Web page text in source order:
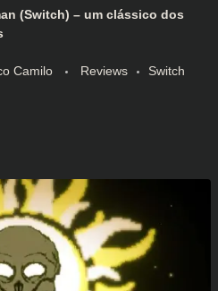
(Switch) – um clássico dos
Camilo Reviews Switch